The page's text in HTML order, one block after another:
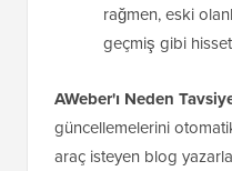
rağmen, eski
geçmiş gibi
AWeber'ı Neden
güncellemelerini
araç isteyen blog